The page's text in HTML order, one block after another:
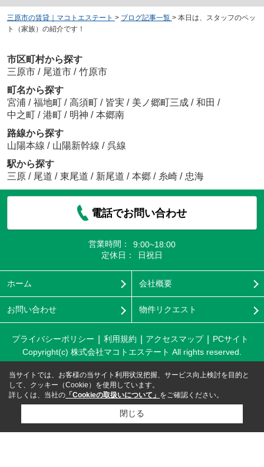
三原市の賃貸｜マコトエステート > ブログ記事一覧 > 本日は、スタッフのペッ
ト（家族）の紹介です！
市区町村から探す
三原市 / 尾道市 / 竹原市
町名から探す
宮浦 / 福地町 / 高須町 / 皆実 / 美ノ郷町三成 / 和田 /
中之町 / 港町 / 明神 / 本郷南
路線から探す
山陽本線 / 山陽新幹線 / 呉線
駅から探す
三原 / 尾道 / 東尾道 / 新尾道 / 本郷 / 糸崎 / 忠海
電話でお問い合わせ
営業時間：
9:00~18:00
定休日：
日祝日
ホーム 会社概要
お問い合わせ 物件リクエスト
プライバシーポリシー 利用規約 アクセスマップ
PCサイト
Copyright(c) 株式会社マコトエステート All rights reserved.
当サイトでは、お客様の当サイト利用状況把握、サービス向上検討を目的と
して、クッキー（Cookie）を使用しています。
詳しくは、当社の 「Cookieの取扱いについて」 をご確認ください。
閉じる